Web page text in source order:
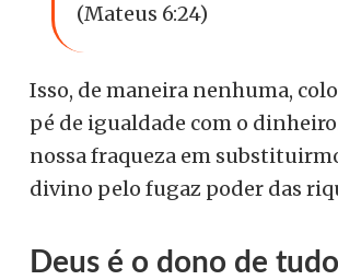
(Mateus 6:24)
Isso, de maneira nenhuma,
pé de igualdade com o
nossa fraqueza em
divino pelo fugaz poder das
Deus é o dono de